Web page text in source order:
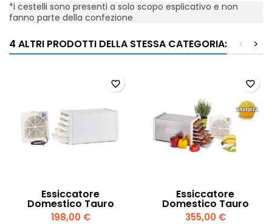
*i cestelli sono presenti a solo scopo esplicativo e non
fanno parte della confezione
4 ALTRI PRODOTTI DELLA STESSA CATEGORIA: >
<
Essiccatore
Domestico Tauro
Biosec Domus B5 – 5
198,00 €
favorite_border
Essiccatore
Domestico Tauro
Biosec De Luxe B6 –
355,00 €
favorite_border